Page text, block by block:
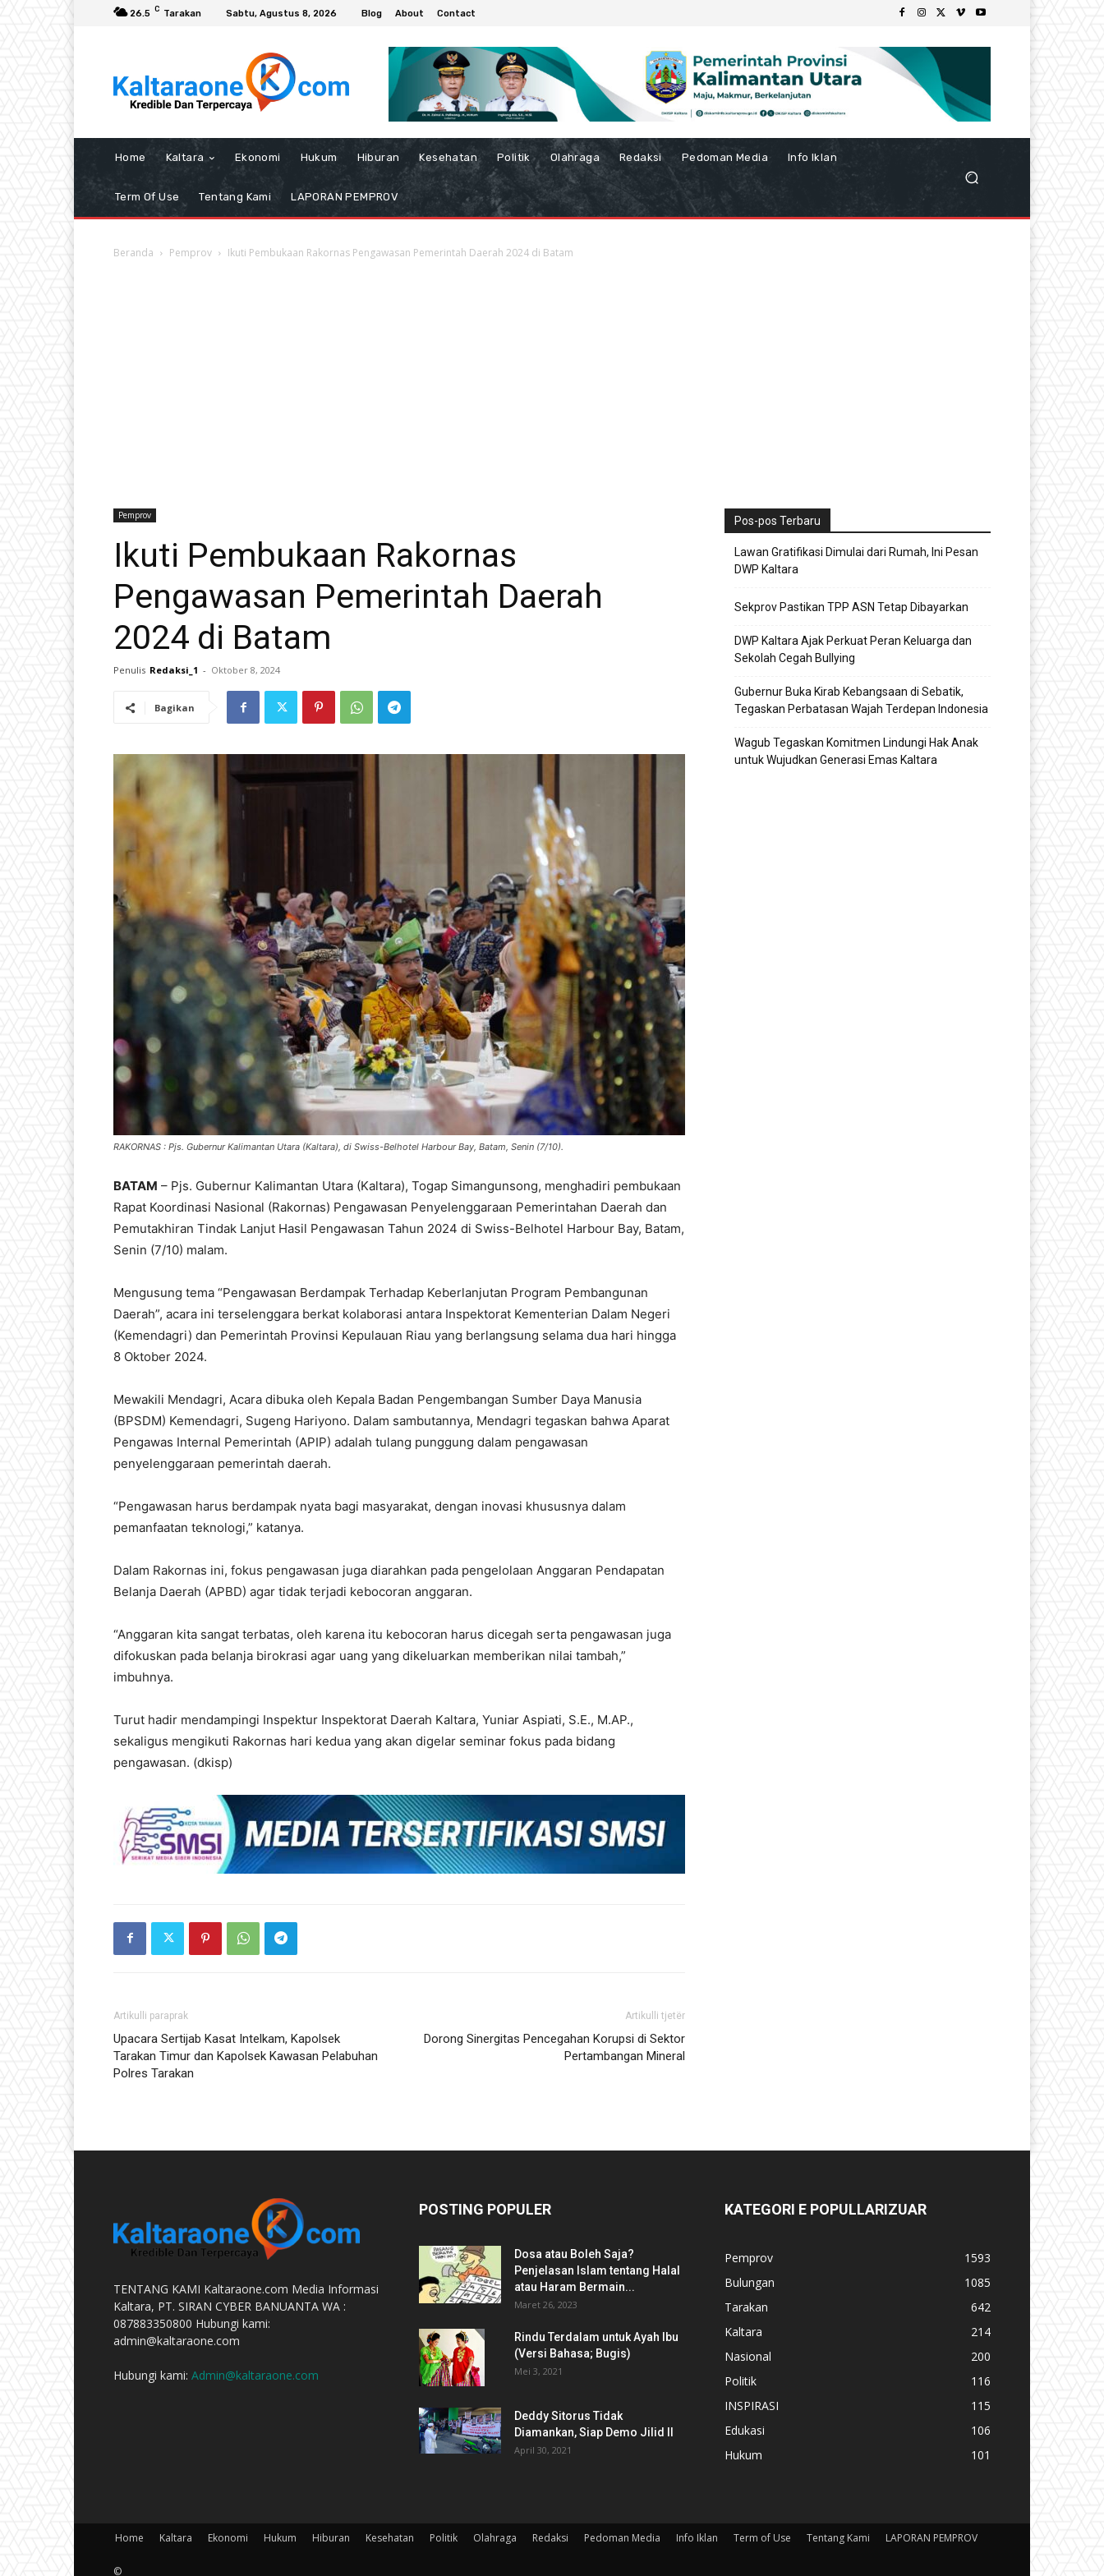
26.5 C Tarakan Sabtu, Agustus 8, 2026 Blog About Contact
Home Kaltara Ekonomi Hukum Hiburan Kesehatan Politik Olahraga Redaksi Pedoman Media Info Iklan
Term Of Use Tentang Kami LAPORAN PEMPROV
Beranda Pemprov Ikuti Pembukaan Rakornas Pengawasan Pemerintah Daerah 2024 di Batam
Pemprov
Ikuti Pembukaan Rakornas
Pengawasan Pemerintah Daerah
2024 di Batam
Penulis Redaksi_1 - Oktober 8, 2024
Bagikan
RAKORNAS : Pjs. Gubernur Kalimantan Utara (Kaltara), di Swiss-Belhotel Harbour Bay, Batam, Senin (7/10).
BATAM – Pjs. Gubernur Kalimantan Utara (Kaltara), Togap Simangunsong, menghadiri pembukaan
Rapat Koordinasi Nasional (Rakornas) Pengawasan Penyelenggaraan Pemerintahan Daerah dan
Pemutakhiran Tindak Lanjut Hasil Pengawasan Tahun 2024 di Swiss-Belhotel Harbour Bay, Batam,
Senin (7/10) malam.
Mengusung tema “Pengawasan Berdampak Terhadap Keberlanjutan Program Pembangunan
Daerah”, acara ini terselenggara berkat kolaborasi antara Inspektorat Kementerian Dalam Negeri
(Kemendagri) dan Pemerintah Provinsi Kepulauan Riau yang berlangsung selama dua hari hingga
8 Oktober 2024.
Mewakili Mendagri, Acara dibuka oleh Kepala Badan Pengembangan Sumber Daya Manusia
(BPSDM) Kemendagri, Sugeng Hariyono. Dalam sambutannya, Mendagri tegaskan bahwa Aparat
Pengawas Internal Pemerintah (APIP) adalah tulang punggung dalam pengawasan
penyelenggaraan pemerintah daerah.
“Pengawasan harus berdampak nyata bagi masyarakat, dengan inovasi khususnya dalam
pemanfaatan teknologi,” katanya.
Dalam Rakornas ini, fokus pengawasan juga diarahkan pada pengelolaan Anggaran Pendapatan
Belanja Daerah (APBD) agar tidak terjadi kebocoran anggaran.
“Anggaran kita sangat terbatas, oleh karena itu kebocoran harus dicegah serta pengawasan juga
difokuskan pada belanja birokrasi agar uang yang dikeluarkan memberikan nilai tambah,”
imbuhnya.
Turut hadir mendampingi Inspektur Inspektorat Daerah Kaltara, Yuniar Aspiati, S.E., M.AP.,
sekaligus mengikuti Rakornas hari kedua yang akan digelar seminar fokus pada bidang
pengawasan. (dkisp)
Artikulli paraprak
Upacara Sertijab Kasat Intelkam, Kapolsek
Tarakan Timur dan Kapolsek Kawasan Pelabuhan
Polres Tarakan
Artikulli tjetër
Dorong Sinergitas Pencegahan Korupsi di Sektor
Pertambangan Mineral
Pos-pos Terbaru
Lawan Gratifikasi Dimulai dari Rumah, Ini Pesan
DWP Kaltara
Sekprov Pastikan TPP ASN Tetap Dibayarkan
DWP Kaltara Ajak Perkuat Peran Keluarga dan
Sekolah Cegah Bullying
Gubernur Buka Kirab Kebangsaan di Sebatik,
Tegaskan Perbatasan Wajah Terdepan Indonesia
Wagub Tegaskan Komitmen Lindungi Hak Anak
untuk Wujudkan Generasi Emas Kaltara
TENTANG KAMI Kaltaraone.com Media Informasi
Kaltara, PT. SIRAN CYBER BANUANTA WA :
087883350800 Hubungi kami:
admin@kaltaraone.com
Hubungi kami: Admin@kaltaraone.com
POSTING POPULER
Dosa atau Boleh Saja?
Penjelasan Islam tentang Halal
atau Haram Bermain...
Maret 26, 2023
Rindu Terdalam untuk Ayah Ibu
(Versi Bahasa; Bugis)
Mei 3, 2021
Deddy Sitorus Tidak
Diamankan, Siap Demo Jilid II
April 30, 2021
KATEGORI E POPULLARIZUAR
Pemprov
1593
Bulungan
1085
Tarakan
642
Kaltara
214
Nasional
200
Politik
116
INSPIRASI
115
Edukasi
106
Hukum
101
Home Kaltara Ekonomi Hukum Hiburan Kesehatan Politik Olahraga Redaksi Pedoman Media Info Iklan Term of Use Tentang Kami LAPORAN PEMPROV
©